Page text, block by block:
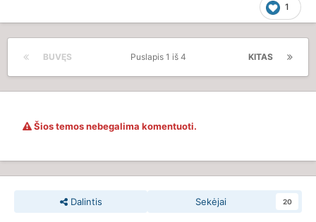
1
BUVĘS KITAS
Puslapis 1 iš 4
Šios temos nebegalima komentuoti.
Dalintis Sekėjai 20